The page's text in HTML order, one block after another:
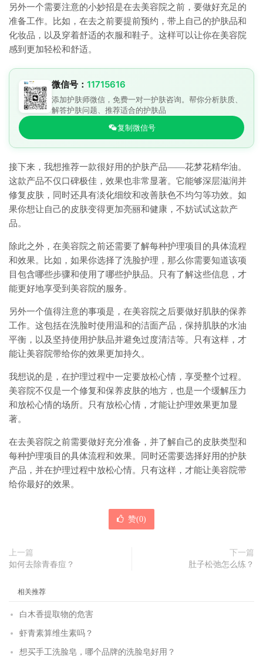
另外一个需要注意的小妙招是在去美容院之前，要做好充足的
准备工作。比如，在去之前要提前预约，带上自己的护肤品和
化妆品，以及穿着舒适的衣服和鞋子。这样可以让你在美容院
感到更加轻松和舒适。
微信号： 11715616
添加护肤师微信，免费一对一护肤咨询。帮你分析肤质、
解答护肤问题、推荐适合的护肤品
复制微信号
接下来，我想推荐一款很好用的护肤产品——花梦花精华油。
这款产品不仅口碑极佳，效果也非常显著。它能够深层滋润并
修复皮肤，同时还具有淡化细纹和改善肤色不均匀等功效。如
果你想让自己的皮肤变得更加亮丽和健康，不妨试试这款产
品。
除此之外，在美容院之前还需要了解每种护理项目的具体流程
和效果。比如，如果你选择了洗脸护理，那么你需要知道该项
目包含哪些步骤和使用了哪些护肤品。只有了解这些信息，才
能更好地享受到美容院的服务。
另外一个值得注意的事项是，在美容院之后要做好肌肤的保养
工作。这包括在洗脸时使用温和的洁面产品，保持肌肤的水油
平衡，以及坚持使用护肤品并避免过度清洁等。只有这样，才
能让美容院带给你的效果更加持久。
我想说的是，在护理过程中一定要放松心情，享受整个过程。
美容院不仅是一个修复和保养皮肤的地方，也是一个缓解压力
和放松心情的场所。只有放松心情，才能让护理效果更加显
著。
在去美容院之前需要做好充分准备，并了解自己的皮肤类型和
每种护理项目的具体流程和效果。同时还需要选择好用的护肤
产品，并在护理过程中放松心情。只有这样，才能让美容院带
给你最好的效果。
赞(0)
上一篇
如何去除青春痘？
下一篇
肚子松弛怎么练？
相关推荐
白木香提取物的危害
虾青素算维生素吗？
想买手工洗脸皂，哪个品牌的洗脸皂好用？